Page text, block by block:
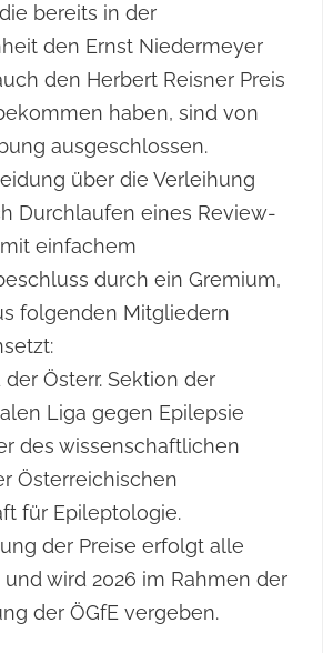
bereits in der
den Ernst Niedermeyer
den Herbert Reisner Preis
haben, sind von
ausgeschlossen.
über die Verleihung
Durchlaufen eines Review-
einfachem
durch ein Gremium,
folgenden Mitgliedern
der Österr. Sektion der
Liga gegen Epilepsie
des wissenschaftlichen
Österreichischen
für Epileptologie.
der Preise erfolgt alle
wird 2026 im Rahmen der
der ÖGfE vergeben.